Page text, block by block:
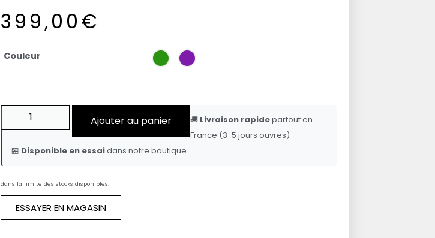
399,00€
Couleur
Ajouter au panier 🚚 Livraison rapidepartout en
France (3-5 jours ouvres)
🏪 Disponible en essaidans notre boutique
dans la limite des stocks disponibles.
ESSAYER EN MAGASIN